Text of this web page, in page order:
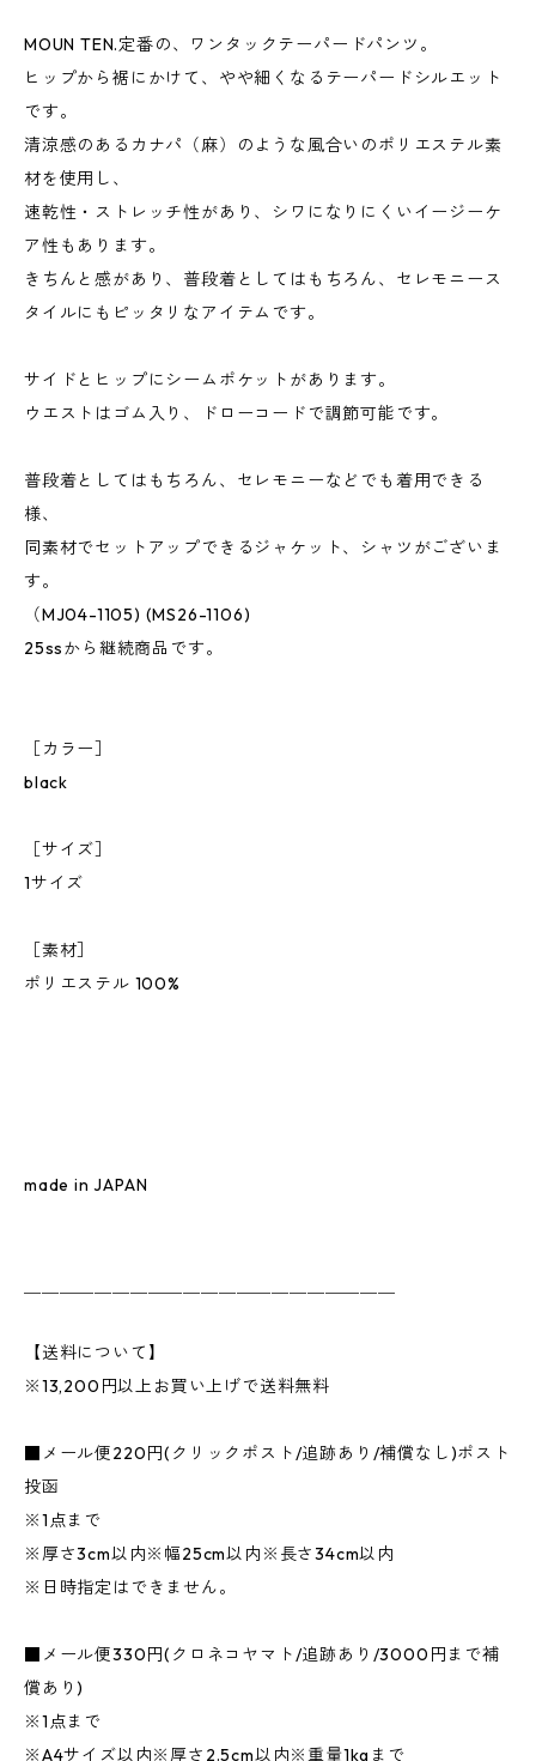
MOUN TEN.定番の、ワンタックテーパードパンツ。
ヒップから裾にかけて、やや細くなるテーパードシルエット
です。
清涼感のあるカナパ（麻）のような風合いのポリエステル素
材を使用し、
速乾性・ストレッチ性があり、シワになりにくいイージーケ
ア性もあります。
きちんと感があり、普段着としてはもちろん、セレモニース
タイルにもピッタリなアイテムです。
サイドとヒップにシームポケットがあります。
ウエストはゴム入り、ドローコードで調節可能です。
普段着としてはもちろん、セレモニーなどでも着用できる
様、
同素材でセットアップできるジャケット、シャツがございま
す。
（MJ04-1105) (MS26-1106)
25ssから継続商品です。
［カラー］
black
［サイズ］
1サイズ
［素材］
ポリエステル 100%
made in JAPAN
【送料について】
※13,200円以上お買い上げで送料無料
■メール便220円(クリックポスト/追跡あり/補償なし)ポスト
投函
※1点まで
※厚さ3cm以内※幅25cm以内※長さ34cm以内
※日時指定はできません。
■メール便330円(クロネコヤマト/追跡あり/3000円まで補
償あり)
※1点まで
※A4サイズ以内※厚さ2.5cm以内※重量1kgまで